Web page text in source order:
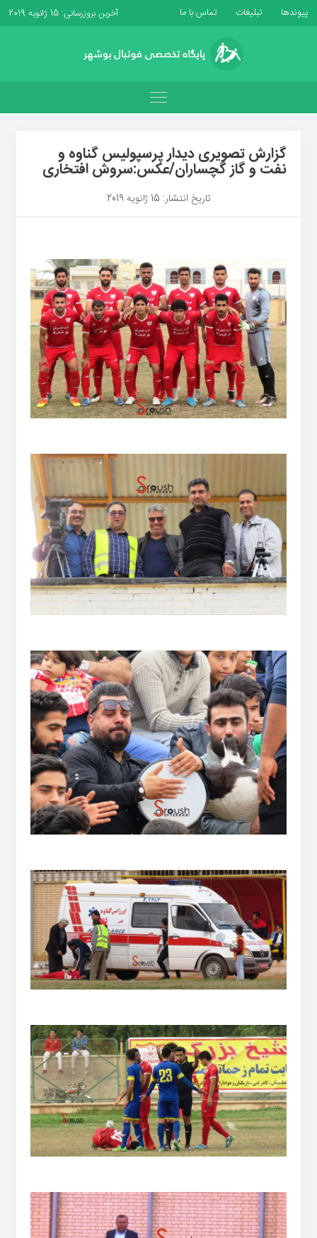
پیوندها تبلیغات تماس با ما آخرین بروزرسانی: 15 ژانویه 2019
گزارش تصویری دیدار پرسپولیس گناوه و
نفت و گاز گچساران/عکس:سروش افتخاری
تاریخ انتشار: 15 ژانویه 2019